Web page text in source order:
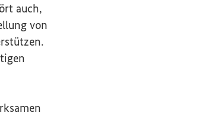
auch,
von